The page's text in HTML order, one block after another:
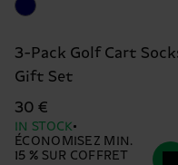
3-Pack Golf Cart
Gift Set
30 €
IN STOCK
ÉCONOMISEZ MIN.
15 % SUR COFFRET